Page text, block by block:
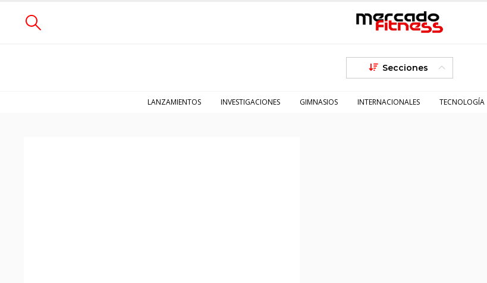
Secciones
LANZAMIENTOS INVESTIGACIONES GIMNASIOS INTERNACIONALES TECNOLOGÍA